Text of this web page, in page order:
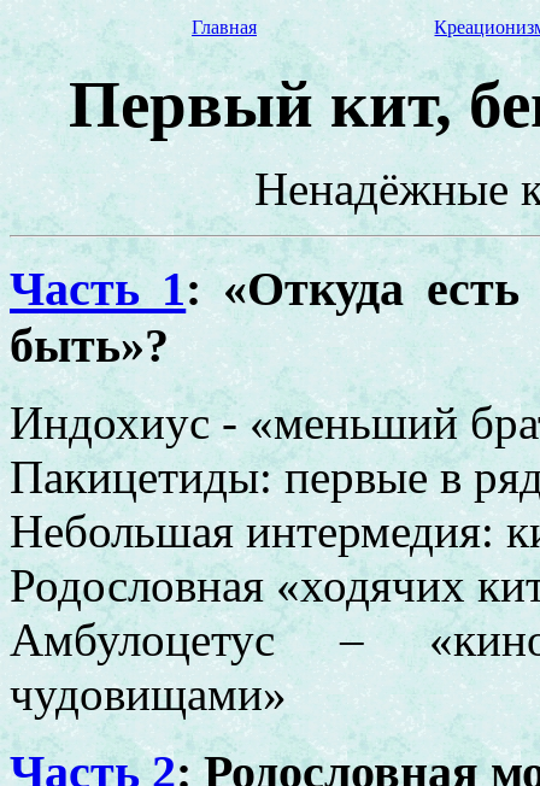
Главная
Первый кит,
Ненадёжные
Часть 1: «Откуда
быть»?
Индохиус - «меньший
Пакицетиды: первые в
Небольшая интермедия:
Родословная «ходячих
Амбулоцетус –
чудовищами»
Часть 2: Родословная